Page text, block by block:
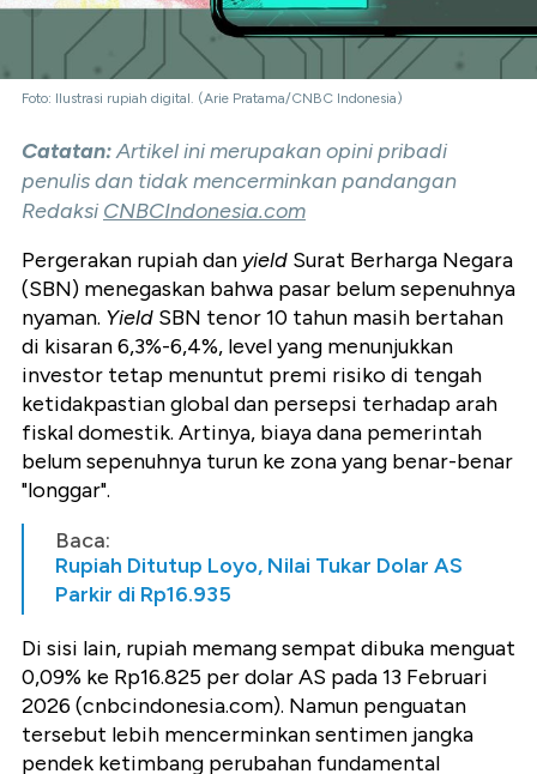
Foto: Ilustrasi rupiah digital. (Arie Pratama/CNBC Indonesia)
Catatan:Artikel ini merupakan opini pribadi
penulis dan tidak mencerminkan pandangan
Redaksi CNBCIndonesia.com
Pergerakan rupiah dan yield Surat Berharga Negara
(SBN) menegaskan bahwa pasar belum sepenuhnya
nyaman. Yield SBN tenor 10 tahun masih bertahan
di kisaran 6,3%-6,4%, level yang menunjukkan
investor tetap menuntut premi risiko di tengah
ketidakpastian global dan persepsi terhadap arah
fiskal domestik. Artinya, biaya dana pemerintah
belum sepenuhnya turun ke zona yang benar-benar
"longgar".
Baca:
Rupiah Ditutup Loyo, Nilai Tukar Dolar AS
Parkir di Rp16.935
Di sisi lain, rupiah memang sempat dibuka menguat
0,09% ke Rp16.825 per dolar AS pada 13 Februari
2026 (cnbcindonesia.com). Namun penguatan
tersebut lebih mencerminkan sentimen jangka
pendek ketimbang perubahan fundamental